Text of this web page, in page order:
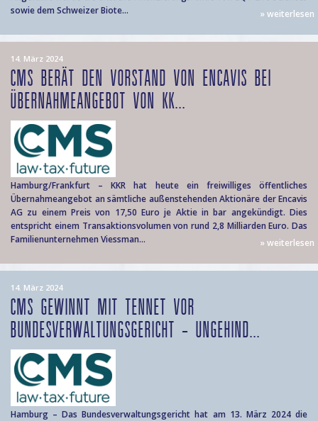
sowie dem Schweizer Biote...
» weiterlesen
14. März 2024
CMS BERÄT DEN VORSTAND VON ENCAVIS BEI
ÜBERNAHMEANGEBOT VON KK...
Hamburg/Frankfurt – KKR hat heute ein freiwilliges öffentliches
Übernahmeangebot an sämtliche außenstehenden Aktionäre der Encavis
AG zu einem Preis von 17,50 Euro je Aktie in bar angekündigt. Dies
entspricht einem Transaktionsvolumen von rund 2,8 Milliarden Euro. Das
Familienunternehmen Viessman...
» weiterlesen
14. März 2024
CMS GEWINNT MIT TENNET VOR
BUNDESVERWALTUNGSGERICHT – UNGEHIND...
Hamburg – Das Bundesverwaltungsgericht hat am 13. März 2024 die